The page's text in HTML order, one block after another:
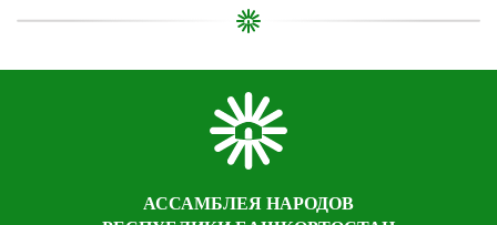
АССАМБЛЕЯ НАРОДОВ